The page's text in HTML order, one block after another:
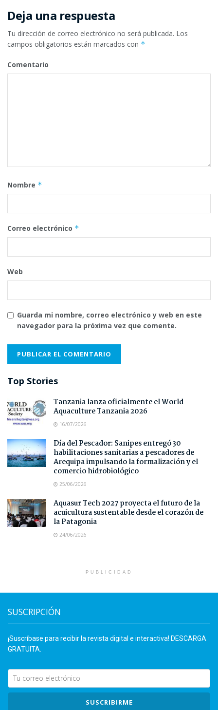
Deja una respuesta
Tu dirección de correo electrónico no será publicada. Los
campos obligatorios están marcados con *
Comentario
Nombre *
Correo electrónico *
Web
Guarda mi nombre, correo electrónico y web en este
navegador para la próxima vez que comente.
Top Stories
Tanzania lanza oficialmente el World
Aquaculture Tanzania 2026
16/07/2026
Día del Pescador: Sanipes entregó 30
habilitaciones sanitarias a pescadores de
Arequipa impulsando la formalización y el
comercio hidrobiológico
25/06/2026
Aquasur Tech 2027 proyecta el futuro de la
acuicultura sustentable desde el corazón de
la Patagonia
24/06/2026
PUBLICIDAD
SUSCRIPCIÓN
¡Suscríbase para recibir la revista digital e interactiva! DESCARGA
GRATUITA.
SUSCRIBIRME